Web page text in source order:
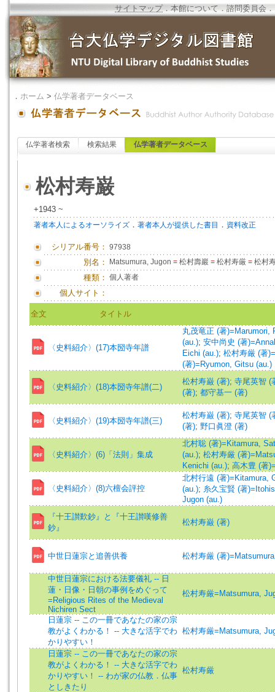
サイトマップ．本館について ．諮問委員会 ．
． ホーム > 仏学著者データベース
仏学著者検索 検索結果 仏学著者データベース
松村寿巌
+1943 ~
著者本人によるオーソライズ ． 著者本人が提供した書目 ． 資料改正
シリアル番号： 97938
別名： Matsumura, Jugon = 松村壽巖 = 松村寿厳 = 松村
種類： 個人著者
個人サイト：
全文 タイトル
〈史料紹介〉(17)本圀寺年譜
丸茂竜正 (著)=Marumori,
(au.); 安中尚史 (著
Eichi (au.); 松村寿厳 (著
(著)=Ryumon, Gitsu (au.)
〈史料紹介〉(18)本圀寺年譜(二)
松村寿巌 (著); 寺尾英智 (
(著); 都守基一 (著)
〈史料紹介〉(19)本圀寺年譜(三)
松村寿巌 (著); 寺尾英智 (
(著); 野口眞澄 (著)
〈史料紹介〉(6)「法則」集成
北村聡 (著)=Kitamura,
(au.); 松村寿厳 (著
Kenichi (au.); 高木豊 (著
〈史料紹介〉(8)六檀会評控
北村行遠 (著)=Kitamura,
(au.); 糸久宝賢 (著
Jugon (au.)
『十王讃歎鈔』と『十王讃嘆修善
鈔』
松村寿巌 (著)
中世日蓮宗と追善供養 松村寿厳 (著
中世日蓮宗における法要儀礼 -- 日
蓮・日像・日朝の事例をめぐって
=Religious Rites of the Medieval
Nichiren Sect
松村寿厳=Matsumura,
日蓮宗 -- この一冊であなたの家の宗
教がよくわかる！ -- 大きな活字でわ
かりやすい！
松村寿厳=Matsumura,
日蓮宗 -- この一冊であなたの家の宗
教がよくわかる！ -- 大きな活字でわ
かりやすい！ -- わが家の仏教．仏事
としきたり
松村寿厳